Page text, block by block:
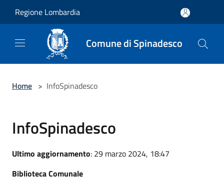
Regione Lombardia
Comune di Spinadesco
Home > InfoSpinadesco
InfoSpinadesco
Ultimo aggiornamento: 29 marzo 2024, 18:47
Biblioteca Comunale